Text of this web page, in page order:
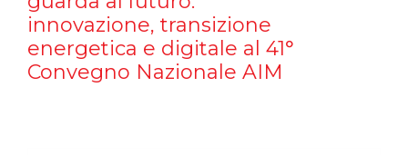
innovazione, transizione
energetica e digitale al 41°
Convegno Nazionale AIM